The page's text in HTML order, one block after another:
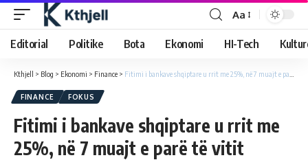
Aa
Editorial Politike Bota Ekonomi HI-Tech
Kthjell > Blog > Ekonomi > Finance > Fitimi i bankave shqiptare u rrit me 25%, në 7 muajt e parë të vitit
FINANCE FOKUS
Fitimi i bankave shqiptare u rrit me
25%, në 7 muajt e parë të vitit